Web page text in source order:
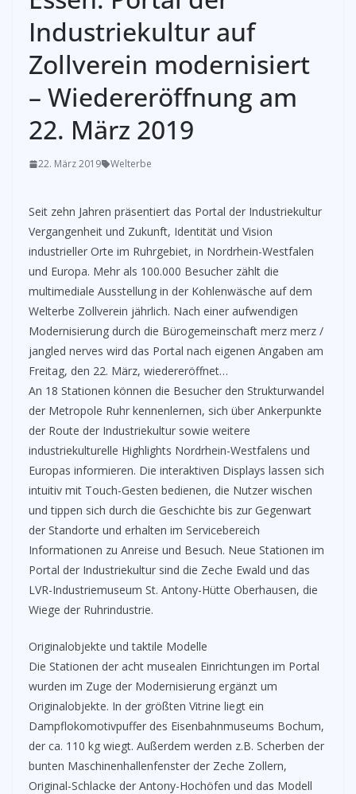
Industriekultur auf
Zollverein modernisiert
– Wiedereröffnung am
22. März 2019
22. März 2019 Welterbe
Seit zehn Jahren präsentiert das Portal der Industriekultur
Vergangenheit und Zukunft, Identität und Vision
industrieller Orte im Ruhrgebiet, in Nordrhein-Westfalen
und Europa. Mehr als 100.000 Besucher zählt die
multimediale Ausstellung in der Kohlenwäsche auf dem
Welterbe Zollverein jährlich. Nach einer aufwendigen
Modernisierung durch die Bürogemeinschaft merz merz /
jangled nerves wird das Portal nach eigenen Angaben am
Freitag, den 22. März, wiedereröffnet…
An 18 Stationen können die Besucher den Strukturwandel
der Metropole Ruhr kennenlernen, sich über Ankerpunkte
der Route der Industriekultur sowie weitere
industriekulturelle Highlights Nordrhein-Westfalens und
Europas informieren. Die interaktiven Displays lassen sich
intuitiv mit Touch-Gesten bedienen, die Nutzer wischen
und tippen sich durch die Geschichte bis zur Gegenwart
der Standorte und erhalten im Servicebereich
Informationen zu Anreise und Besuch. Neue Stationen im
Portal der Industriekultur sind die Zeche Ewald und das
LVR-Industriemuseum St. Antony-Hütte Oberhausen, die
Wiege der Ruhrindustrie.
Originalobjekte und taktile Modelle
Die Stationen der acht musealen Einrichtungen im Portal
wurden im Zuge der Modernisierung ergänzt um
Originalobjekte. In der größten Vitrine liegt ein
Dampflokomotivpuffer des Eisenbahnmuseums Bochum,
der ca. 110 kg wiegt. Außerdem werden z.B. Scherben der
bunten Maschinenhallenfenster der Zeche Zollern,
Original-Schlacke der Antony-Hochöfen und das Modell